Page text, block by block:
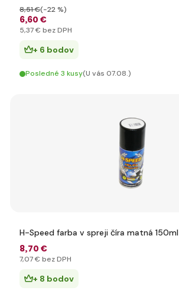
6,60 €
8,51 €(-22 %)
5,37 € bez DPH
+ 6 bodov
Posledné 3 kusy(U vás 07.08.)
H-Speed farba v spreji číra matná 150ml
8,70 €
7,07 € bez DPH
+ 8 bodov